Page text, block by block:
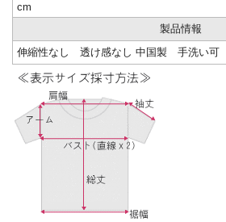
cm
製品情報
伸縮性なし 透け感なし 中国製 手洗い可